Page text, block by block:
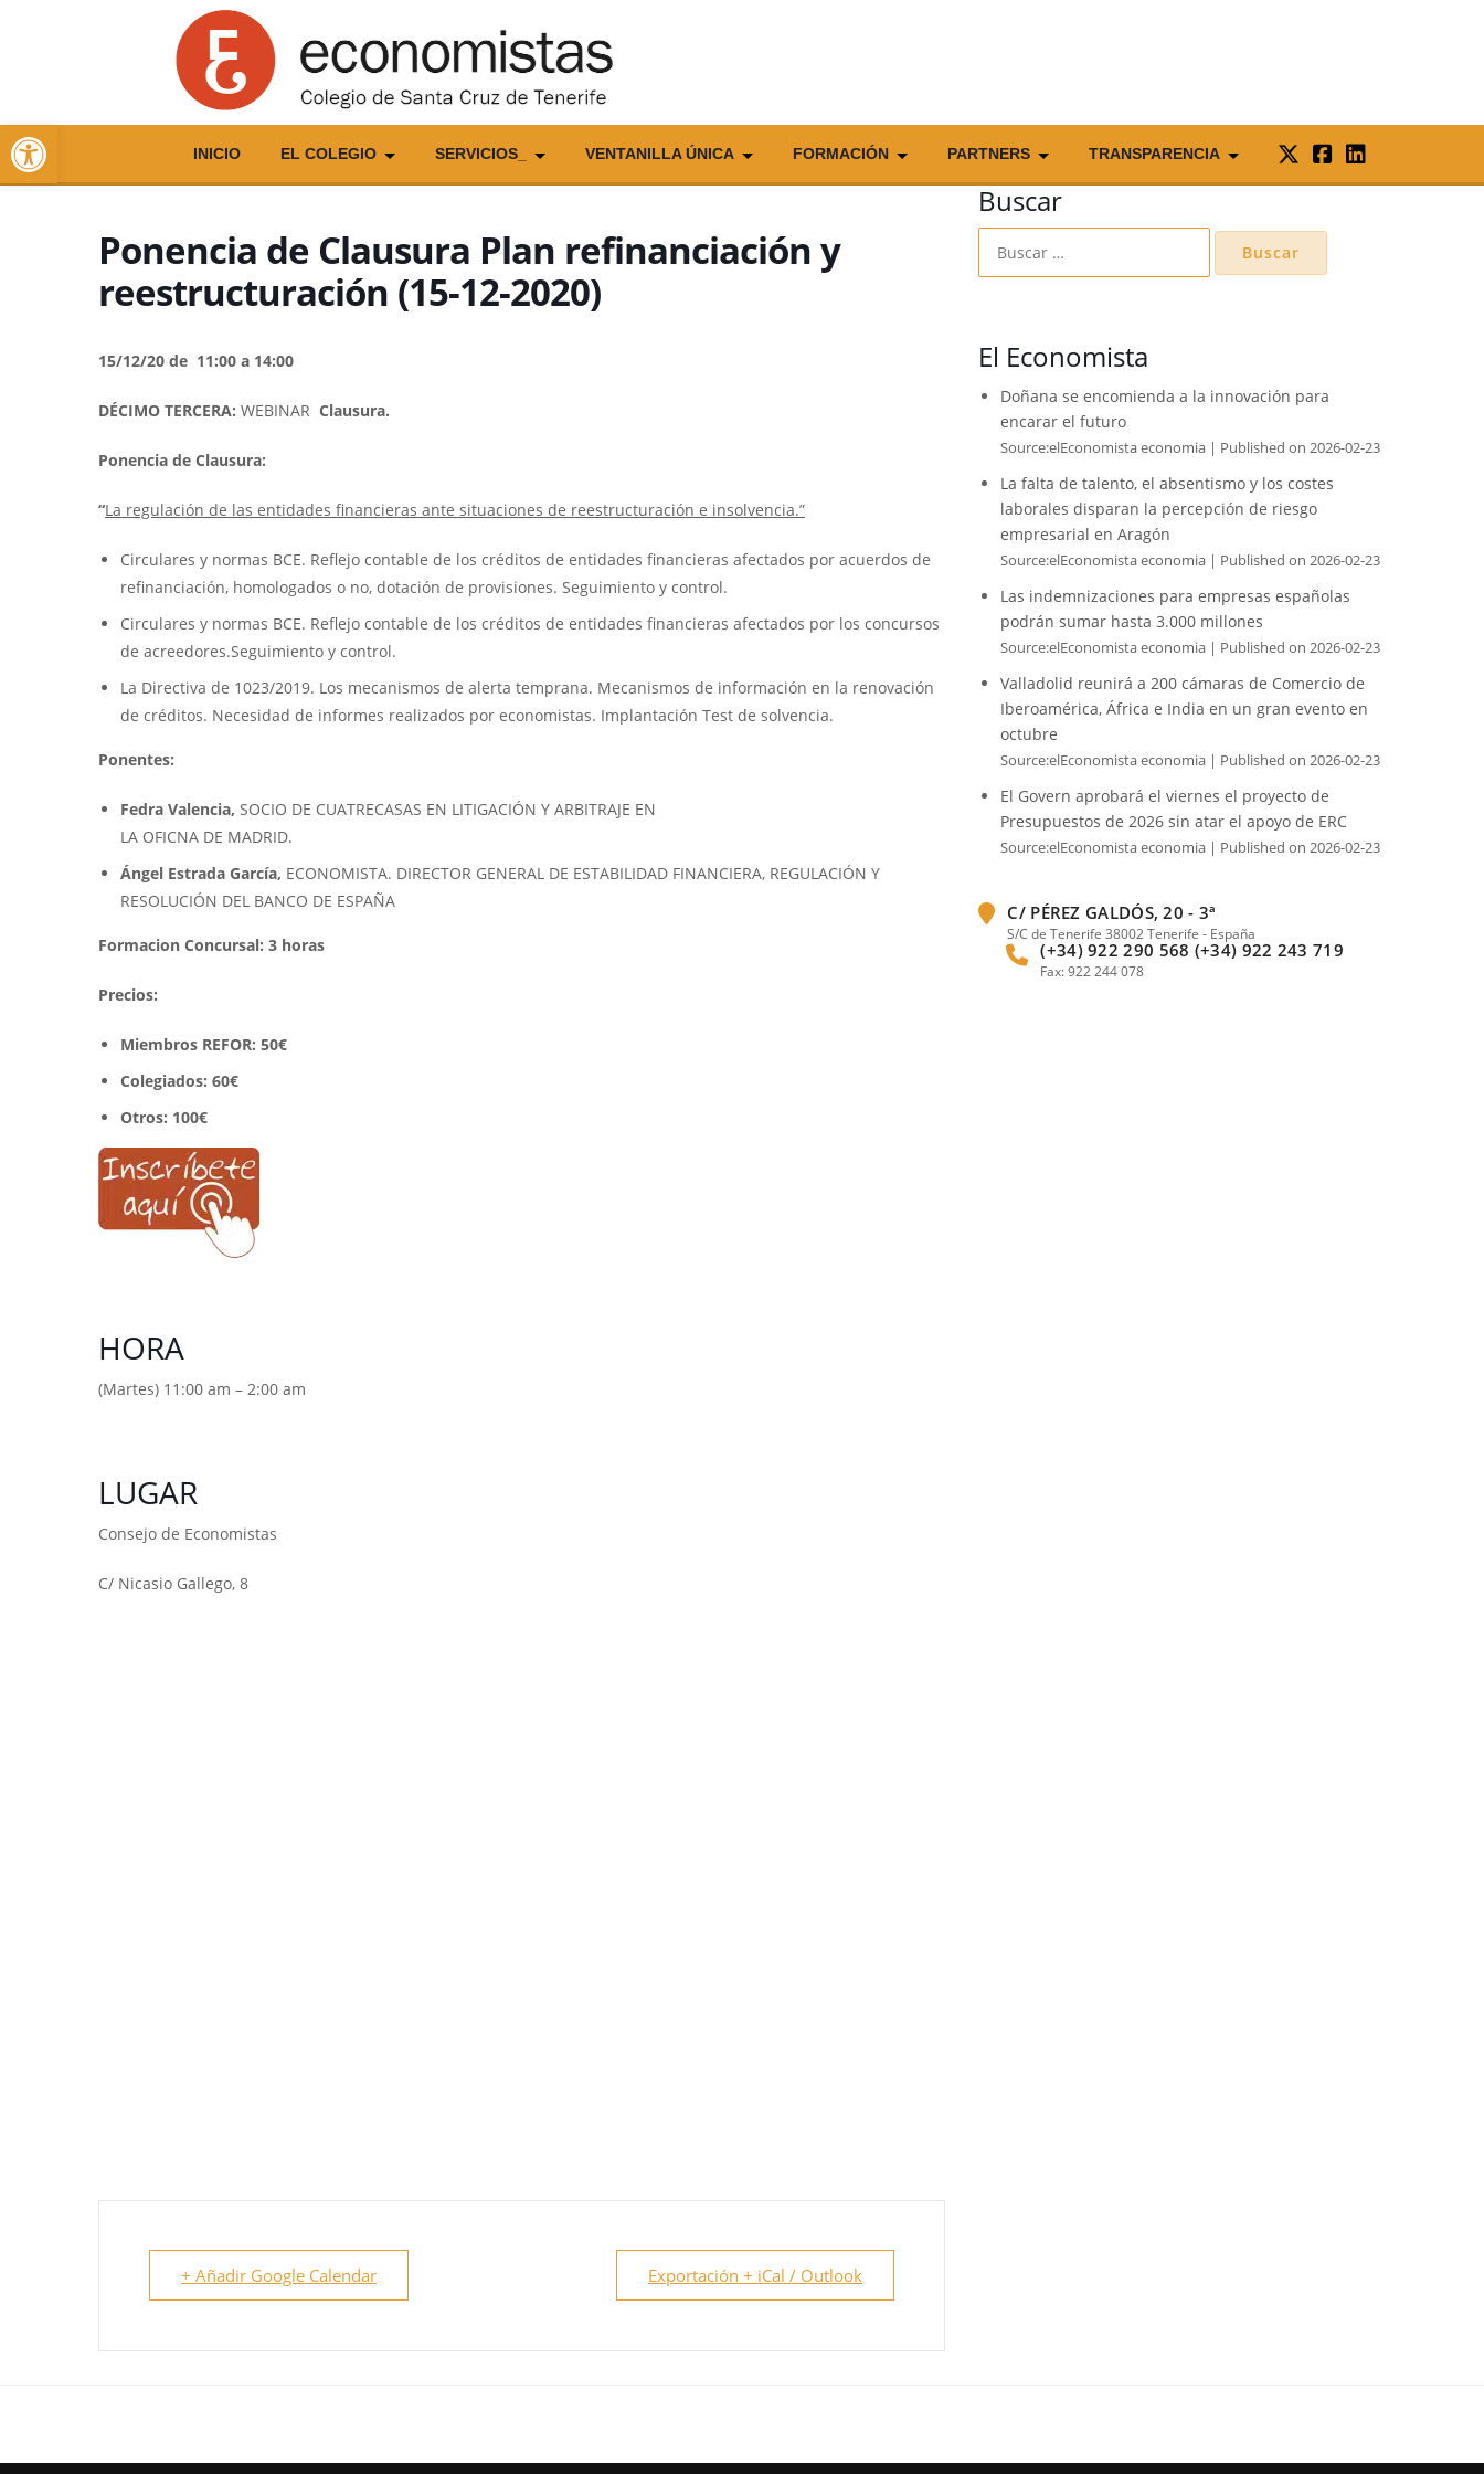
INICIO EL COLEGIO SERVICIOS_ VENTANILLA ÚNICA FORMACIÓN PARTNERS TRANSPARENCIA
Ponencia de Clausura Plan refinanciación y
reestructuración (15-12-2020)
15/12/20 de 11:00 a 14:00
DÉCIMO TERCERA: WEBINAR Clausura.
Ponencia de Clausura:
“La regulación de las entidades financieras ante situaciones de reestructuración e insolvencia.”
Circulares y normas BCE. Reflejo contable de los créditos de entidades financieras afectados por acuerdos de
refinanciación, homologados o no, dotación de provisiones. Seguimiento y control.
Circulares y normas BCE. Reflejo contable de los créditos de entidades financieras afectados por los concursos
de acreedores.Seguimiento y control.
La Directiva de 1023/2019. Los mecanismos de alerta temprana. Mecanismos de información en la renovación
de créditos. Necesidad de informes realizados por economistas. Implantación Test de solvencia.
Ponentes:
Fedra Valencia, SOCIO DE CUATRECASAS EN LITIGACIÓN Y ARBITRAJE EN
LA OFICNA DE MADRID.
Ángel Estrada García, ECONOMISTA. DIRECTOR GENERAL DE ESTABILIDAD FINANCIERA, REGULACIÓN Y
RESOLUCIÓN DEL BANCO DE ESPAÑA
Formacion Concursal: 3 horas
Precios:
Miembros REFOR: 50€
Colegiados: 60€
Otros: 100€
HORA
(Martes) 11:00 am – 2:00 am
LUGAR
Consejo de Economistas
C/ Nicasio Gallego, 8
+ Añadir Google Calendar Exportación + iCal / Outlook
Buscar
El Economista
Doñana se encomienda a la innovación para
encarar el futuro
Source:elEconomista economia Published on 2026-02-23
La falta de talento, el absentismo y los costes
laborales disparan la percepción de riesgo
empresarial en Aragón
Source:elEconomista economia Published on 2026-02-23
Las indemnizaciones para empresas españolas
podrán sumar hasta 3.000 millones
Source:elEconomista economia Published on 2026-02-23
Valladolid reunirá a 200 cámaras de Comercio de
Iberoamérica, África e India en un gran evento en
octubre
Source:elEconomista economia Published on 2026-02-23
El Govern aprobará el viernes el proyecto de
Presupuestos de 2026 sin atar el apoyo de ERC
Source:elEconomista economia Published on 2026-02-23
C/ PÉREZ GALDÓS, 20 - 3ª
S/C de Tenerife 38002 Tenerife - España
(+34) 922 290 568 (+34) 922 243 719
Fax: 922 244 078
Abrir barra de herramientas